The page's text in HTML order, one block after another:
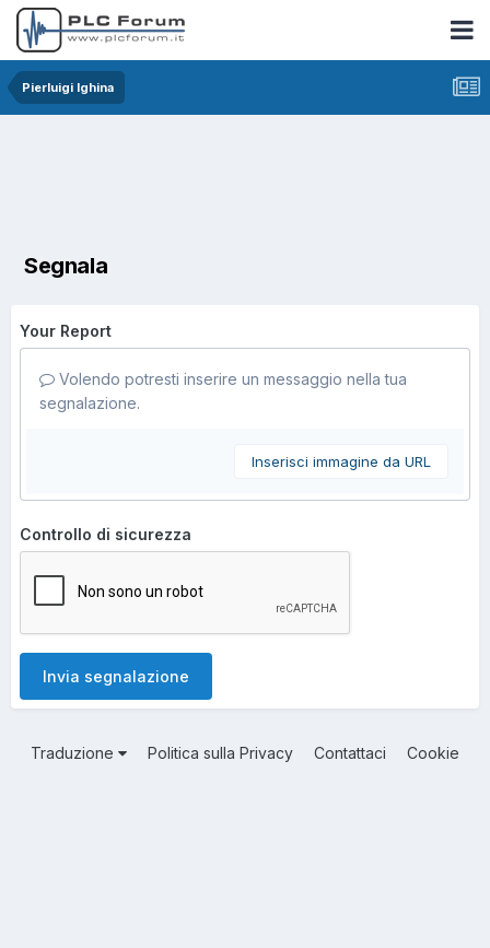
Pierluigi Ighina
Segnala
Your Report
Volendo potresti inserire un messaggio nella tua
segnalazione.
Inserisci immagine da URL
Controllo di sicurezza
Invia segnalazione
Traduzione Politica sulla Privacy Contattaci Cookie